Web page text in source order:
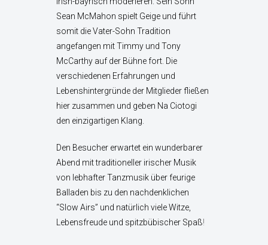
Sean McMahon spielt Geige und führt
somit die Vater-Sohn Tradition
angefangen mit Timmy und Tony
McCarthy auf der Bühne fort. Die
verschiedenen Erfahrungen und
Lebenshintergründe der Mitglieder fließen
hier zusammen und geben Na Ciotogi
den einzigartigen Klang.
Den Besucher erwartet ein wunderbarer
Abend mit traditioneller irischer Musik
von lebhafter Tanzmusik über feurige
Balladen bis zu den nachdenklichen
“Slow Airs” und natürlich viele Witze,
Lebensfreude und spitzbübischer Spaß!